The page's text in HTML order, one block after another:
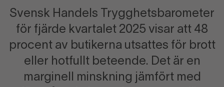
Svensk Handels Trygghetsbarometer
för fjärde kvartalet 2025 visar att 48
procent av butikerna utsattes för brott
eller hotfullt beteende. Det är en
marginell minskning jämfört med